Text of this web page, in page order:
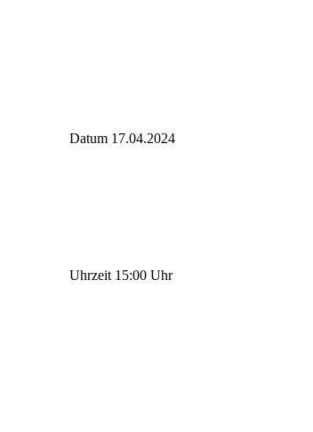
Datum 17.04.2024
Uhrzeit 15:00 Uhr